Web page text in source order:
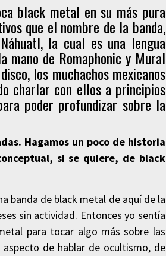
black metal en su más pura
que el nombre de la banda,
la cual es una lengua
mano de Romaphonic y Mural
los muchachos mexicanos
charlar con ellos a principios
poder profundizar sobre la
Hagamos un poco de historia
si se quiere, de black
banda de black metal de aquí de la
sin actividad. Entonces yo sentía
para tocar algo más sobre las
de hablar de ocultismo, de